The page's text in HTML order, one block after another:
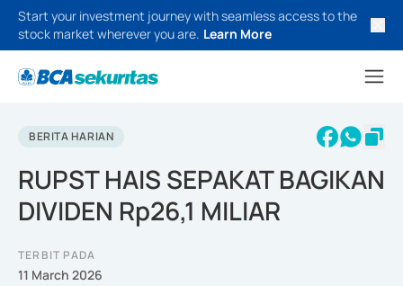
Start your investment journey with seamless access to the
stock market wherever you are. Learn More
BERITA HARIAN
RUPST HAIS SEPAKAT BAGIKAN
DIVIDEN Rp26,1 MILIAR
TERBIT PADA
11 March 2026